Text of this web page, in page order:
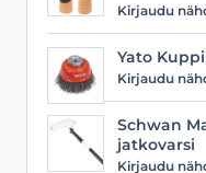
Kirjaudu
Yato
Kirjaudu
Schwan
jatkovarsi
Kirjaudu